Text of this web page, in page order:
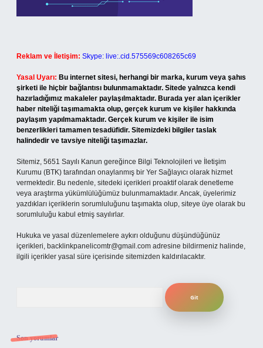
Reklam ve İletişim: Skype: live:.cid.575569c608265c69
Yasal Uyarı: Bu internet sitesi, herhangi bir marka, kurum veya şahıs
şirketi ile hiçbir bağlantısı bulunmamaktadır. Sitede yalnızca kendi
hazırladığımız makaleler paylaşılmaktadır. Burada yer alan içerikler
haber niteliği taşımamakta olup, gerçek kurum ve kişiler hakkında
paylaşım yapılmamaktadır. Gerçek kurum ve kişiler ile isim
benzerlikleri tamamen tesadüfidir. Sitemizdeki bilgiler taslak
halindedir ve tavsiye niteliği taşımazlar.
Sitemiz, 5651 Sayılı Kanun gereğince Bilgi Teknolojileri ve İletişim
Kurumu (BTK) tarafından onaylanmış bir Yer Sağlayıcı olarak hizmet
vermektedir. Bu nedenle, sitedeki içerikleri proaktif olarak denetleme
veya araştırma yükümlülüğümüz bulunmamaktadır. Ancak, üyelerimiz
yazdıkları içeriklerin sorumluluğunu taşımakta olup, siteye üye olarak bu
sorumluluğu kabul etmiş sayılırlar.
Hukuka ve yasal düzenlemelere aykırı olduğunu düşündüğünüz
içerikleri, backlinkpanelicomtr@gmail.com adresine bildirmeniz halinde,
ilgili içerikler yasal süre içerisinde sitemizden kaldırılacaktır.
Son yorumlar